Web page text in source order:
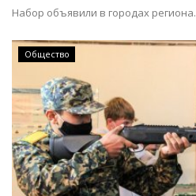
Набор объявили в городах региона.
Общество